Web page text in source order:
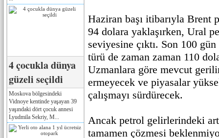
4 çocukla dünya
güzeli seçildi
Moskova bölgesindeki
Vidnoye kentinde yaşayan 39
yaşındaki dört çocuk annesi
Lyudmila Sekriy, M...
Haziran başı itibarıyla Brent
94 dolara yaklaşırken, Ural
seviyesine çıktı. Son 100
türü de zaman zaman 110
Uzmanlara göre mevcut
ermeyecek ve piyasalar
çalışmayı sürdürecek.
Ancak petrol gelirlerindeki
tamamen çözmesi